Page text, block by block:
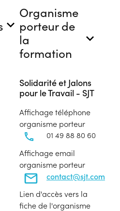
Organisme
porteur de
la
formation
Solidarité et Jalons
pour le Travail - SJT
Affichage téléphone
organisme porteur
01 49 88 80 60
Affichage email
organisme porteur
contact@sjt.com
Lien d'accès vers la
fiche de l'organisme